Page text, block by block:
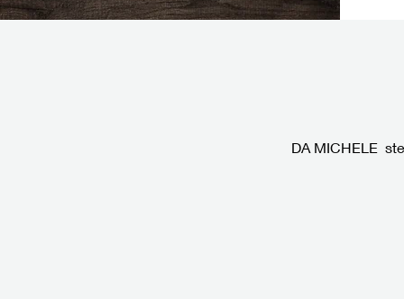
DA MICHELE